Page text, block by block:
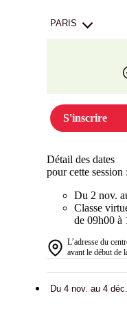
PARIS
S'inscrire
Détail des dates
pour cette session :
Du 2 nov.
Classe
de 09h00 à
L’adresse du
avant le début de
Du 4 nov. au 4